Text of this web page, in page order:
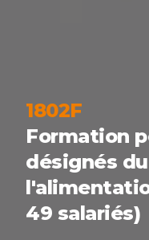
1802F
Formation
désignés
49 salariés)